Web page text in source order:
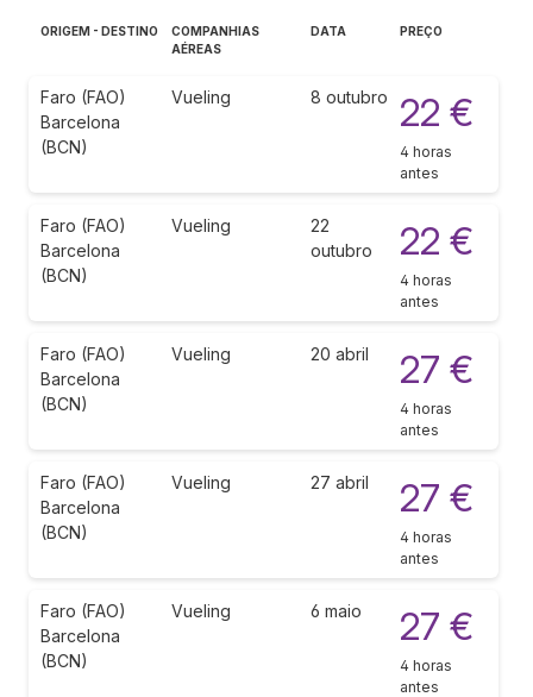
ORIGEM - DESTINO
COMPANHIAS
AÉREAS
DATA PREÇO
Faro (FAO)
Barcelona
(BCN)
Vueling 8 outubro 22 €
4 horas
antes
Faro (FAO)
Barcelona
(BCN)
Vueling
22
outubro
22 €
4 horas
antes
Faro (FAO)
Barcelona
(BCN)
Vueling 20 abril 27 €
4 horas
antes
Faro (FAO)
Barcelona
(BCN)
Vueling 27 abril 27 €
4 horas
antes
Faro (FAO)
Barcelona
(BCN)
Vueling 6 maio 27 €
4 horas
antes